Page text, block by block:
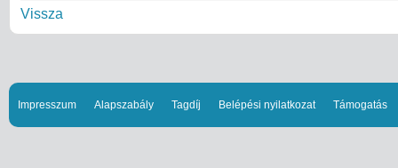
Vissza
Impresszum Alapszabály Tagdíj Belépési nyilatkozat Támogatás